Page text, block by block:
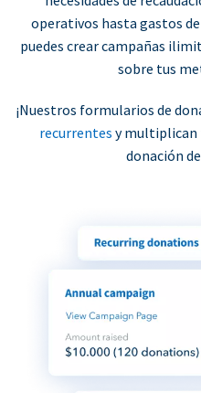
operativos hasta gastos
puedes crear campañas
sobre tus
¡Nuestros formularios de
recurrentes y multiplican
donación